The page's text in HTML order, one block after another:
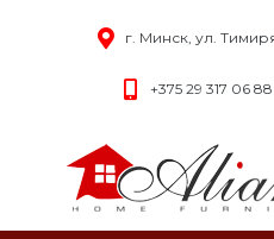
г. Минск, ул.
+375 29 317 06 88